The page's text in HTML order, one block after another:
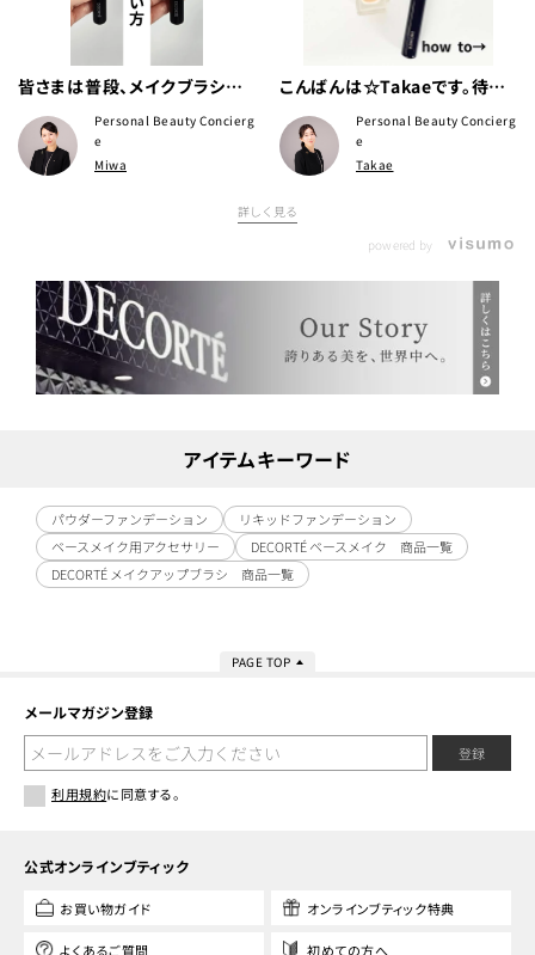
皆さまは普段、メイクブラシを
洗っていますか？Personal Beauty Concierg
e
Miwa
こんばんは☆Takaeです。待望
のゼン ウェア ステイが発売
いたしました！
Personal Beauty Concierg
e
Takae
詳しく見る
powered by
アイテムキーワード
パウダーファンデーション
リキッドファンデーション
ベースメイク用アクセサリー
DECORTÉ ベースメイク 商品一覧
DECORTÉ メイクアップブラシ 商品一覧
PAGE TOP
メールマガジン登録
登録
利用規約に同意する。
公式オンラインブティック
お買い物ガイド オンラインブティック特典
よくあるご質問 初めての方へ